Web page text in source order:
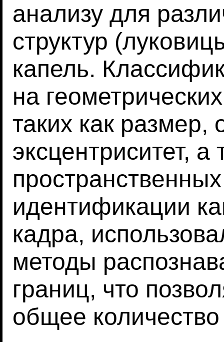
анализу для
структур
капель.
на
таких как размер,
эксцентриситет, а
идентификации
кадра,
методы
границ, что
общее